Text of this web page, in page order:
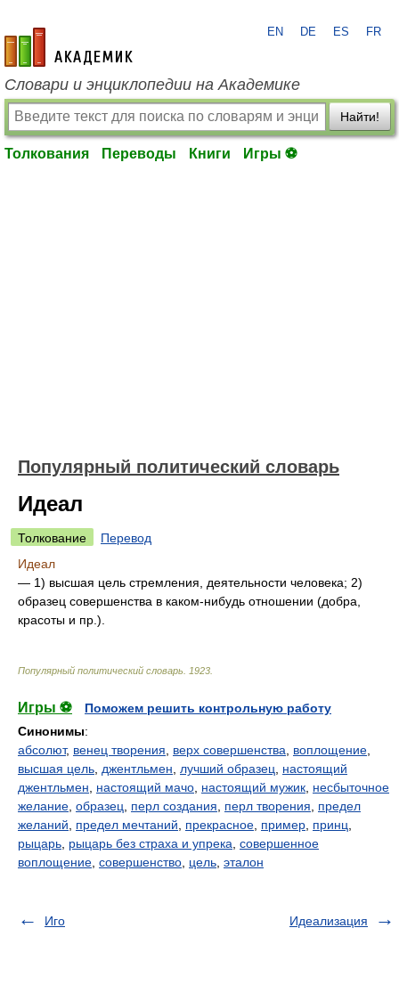
academic.ru
EN DE ES FR
Словари и энциклопедии на Академике
Найти!
Толкования Переводы Книги Игры ⚽
Популярный политический словарь
Идеал
Толкование
Перевод
Идеал
— 1) высшая цель стремления, деятельности человека; 2)
образец совершенства в каком-нибудь отношении (добра,
красоты и пр.).
Популярный политический словарь 1923
Игры ⚽
Поможем решить контрольную работу
Синонимы:
абсолют, венец творения верх совершенства воплощение
высшая цель джентльмен лучший образец
настоящий
джентльмен
настоящий мачо настоящий мужик несбыточное
желание образец перл создания перл творения
предел
желаний
предел мечтаний прекрасное пример принц
рыцарь рыцарь без страха и упрека совершенное
воплощение совершенство цель эталон
Иго Идеализация